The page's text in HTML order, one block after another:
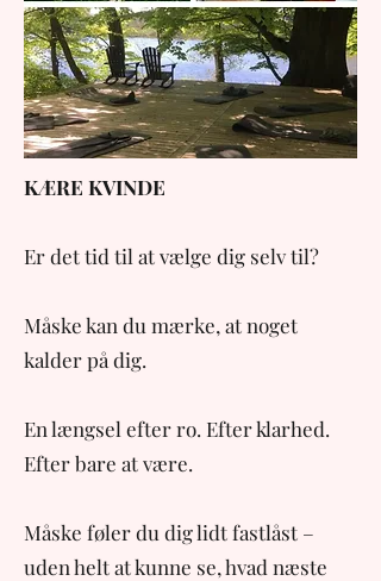
KÆRE KVINDE
Er det tid til at vælge dig selv til?
Måske kan du mærke, at noget
kalder på dig.
En længsel efter ro. Efter klarhed.
Efter bare at være.
Måske føler du dig lidt fastlåst –
uden helt at kunne se, hvad næste